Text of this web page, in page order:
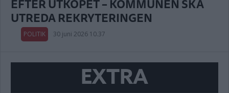
EFTER UTKÖPET – KOMMUNEN SKA
UTREDA REKRYTERINGEN
POLITIK 30 juni 2026 10.37
EXTRA